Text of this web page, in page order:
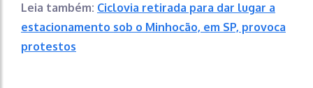
Leia também: Ciclovia retirada para dar lugar a
estacionamento sob o Minhocão, em SP, provoca
protestos